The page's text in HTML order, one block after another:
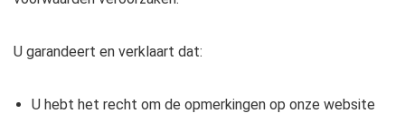
U garandeert en verklaart dat:
U hebt het recht om de opmerkingen op onze website